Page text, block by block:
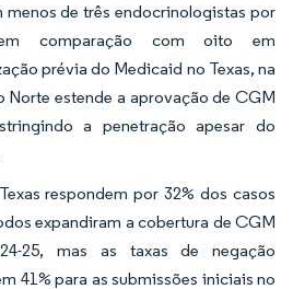
de três endocrinologistas por
em comparação com oito em
prévia do Medicaid no Texas, na
Norte estende a aprovação de CGM
a penetração apesar do
respondem por 32% dos casos
expandiram a cobertura de CGM
25, mas as taxas de negação
41% para as submissões iniciais no